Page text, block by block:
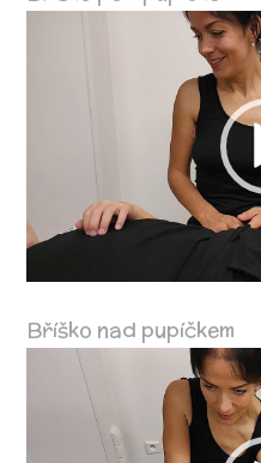
Bříško nad pupíčkem
Video
přehrávač